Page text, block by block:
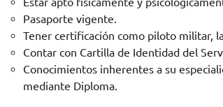
Pasaporte vigente.
Tener certificación como piloto militar,
Contar con Cartilla de Identidad del
Conocimientos inherentes a su
mediante Diploma.